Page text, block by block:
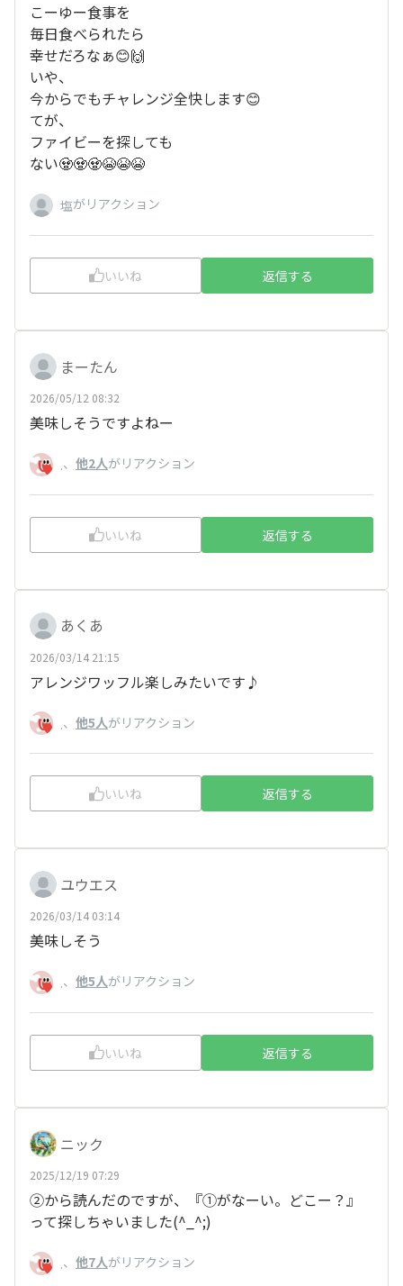
こーゆー食事を
毎日食べられたら
幸せだろなぁ😊🙌
いや、
今からでもチャレンジ全快します😊
てが、
ファイビーを探しても
ない🧟🧟🧟😭😭😭
塩がリアクション
いいね 返信する
まーたん
2026/05/12 08:32
美味しそうですよねー
.、 他2人がリアクション
いいね 返信する
あくあ
2026/03/14 21:15
アレンジワッフル楽しみたいです♪
.、 他5人がリアクション
いいね 返信する
ユウエス
2026/03/14 03:14
美味しそう
.、 他5人がリアクション
いいね 返信する
ニック
2025/12/19 07:29
②から読んだのですが、『①がなーい。どこー？』
って探しちゃいました(^_^;)
.、 他7人がリアクション